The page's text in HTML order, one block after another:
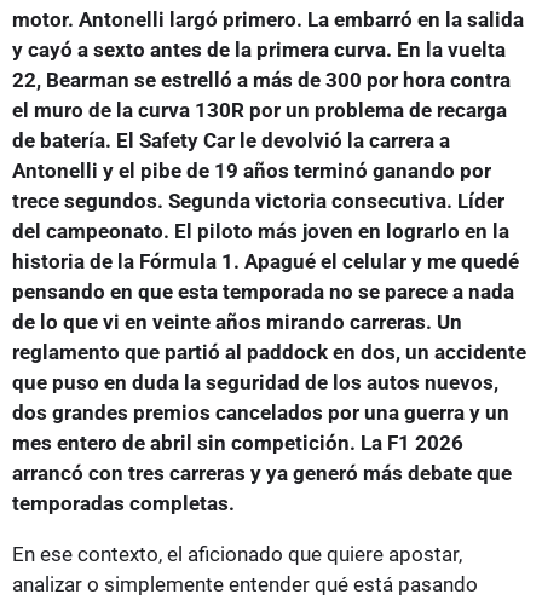
motor. Antonelli largó primero. La embarró en la salida
y cayó a sexto antes de la primera curva. En la vuelta
22, Bearman se estrelló a más de 300 por hora contra
el muro de la curva 130R por un problema de recarga
de batería. El Safety Car le devolvió la carrera a
Antonelli y el pibe de 19 años terminó ganando por
trece segundos. Segunda victoria consecutiva. Líder
del campeonato. El piloto más joven en lograrlo en la
historia de la Fórmula 1. Apagué el celular y me quedé
pensando en que esta temporada no se parece a nada
de lo que vi en veinte años mirando carreras. Un
reglamento que partió al paddock en dos, un accidente
que puso en duda la seguridad de los autos nuevos,
dos grandes premios cancelados por una guerra y un
mes entero de abril sin competición. La F1 2026
arrancó con tres carreras y ya generó más debate que
temporadas completas.
En ese contexto, el aficionado que quiere apostar,
analizar o simplemente entender qué está pasando